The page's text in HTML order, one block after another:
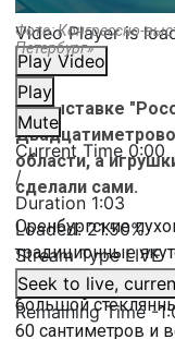
Video Player is
Play Video
Play
Mute
Current Time 0:00
/
Duration 1:03
Loaded:21.50%
Stream TypeLIVE
Seek to live,
Remaining Time-
Фото: Конгрессно-
Петербург»
На выставке
области, а
сделали сами.
Оренбургские
традиционные
орнаменты.
большой
60 сантиметров и